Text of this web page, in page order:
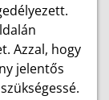
Azzal, hogy
jelentős